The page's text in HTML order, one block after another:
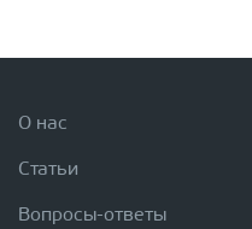
О нас
Статьи
Вопросы-ответы